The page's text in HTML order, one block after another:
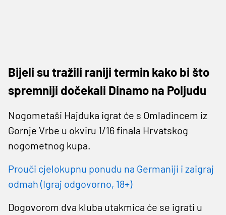
Bijeli su tražili raniji termin kako bi što
spremniji dočekali Dinamo na Poljudu
Nogometaši Hajduka igrat će s Omladincem iz
Gornje Vrbe u okviru 1/16 finala Hrvatskog
nogometnog kupa.
Prouči cjelokupnu ponudu na Germaniji i zaigraj
odmah (Igraj odgovorno, 18+)
Dogovorom dva kluba utakmica će se igrati u